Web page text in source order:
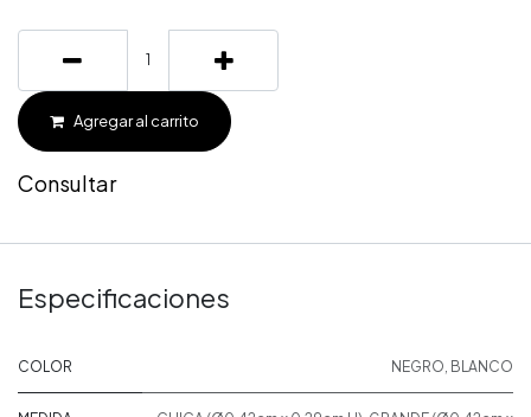
Agregar al carrito
Consultar
Especificaciones
COLOR NEGRO BLANCO